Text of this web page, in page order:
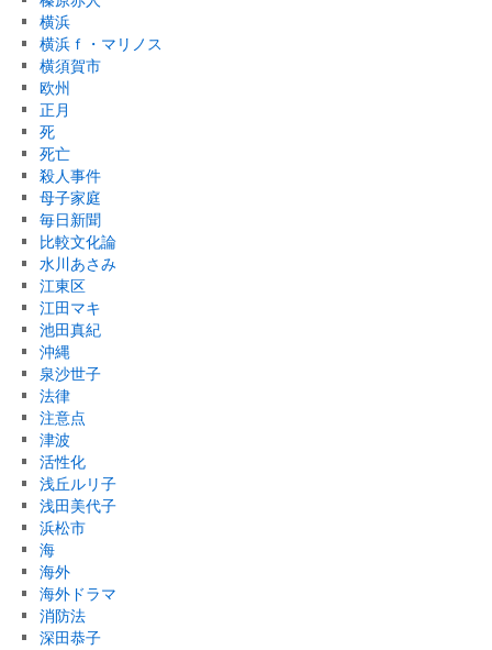
横浜
横浜ｆ・マリノス
横須賀市
欧州
正月
死
死亡
殺人事件
母子家庭
毎日新聞
比較文化論
水川あさみ
江東区
江田マキ
池田真紀
沖縄
泉沙世子
法律
注意点
津波
活性化
浅丘ルリ子
浅田美代子
浜松市
海
海外
海外ドラマ
消防法
深田恭子